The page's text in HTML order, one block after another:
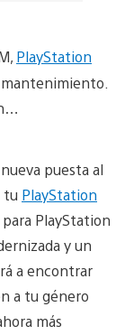
PlayStation
puesta al
tu PlayStation
PlayStation
y un
a encontrar
a tu género
más